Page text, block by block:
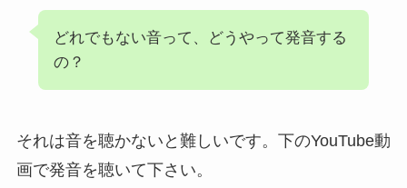
どれでもない音って、どうやって発音する
の？
それは音を聴かないと難しいです。下のYouTube動
画で発音を聴いて下さい。